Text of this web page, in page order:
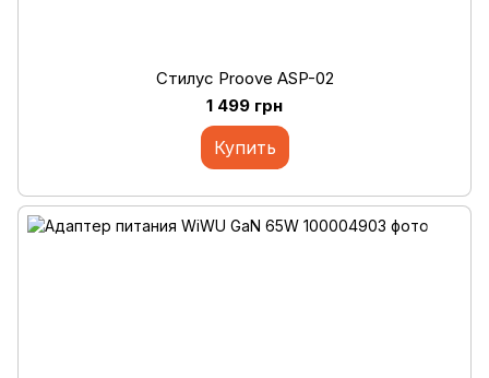
Стилус Proove ASP-02
1 499 грн
Купить